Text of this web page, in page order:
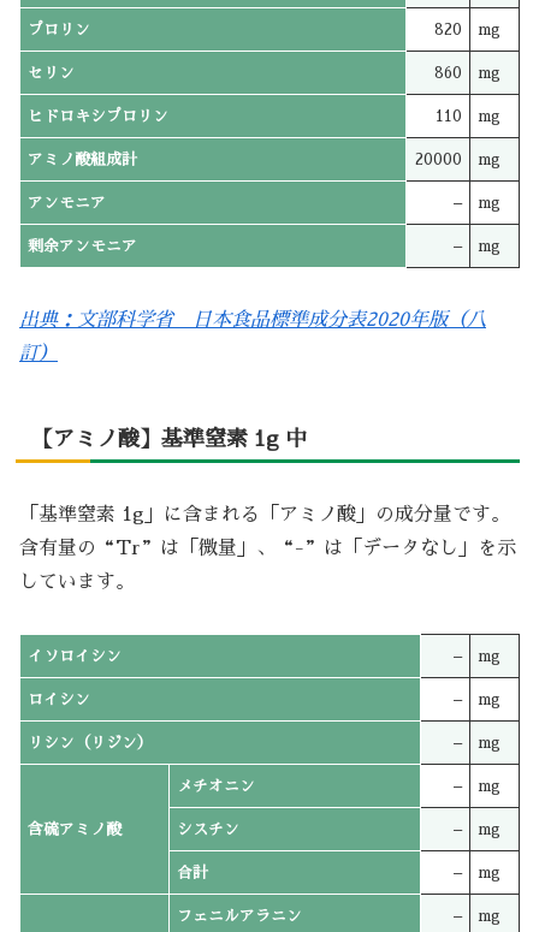
プロリン 820 mg
セリン 860 mg
ヒドロキシプロリン 110 mg
アミノ酸組成計 20000 mg
アンモニア – mg
剰余アンモニア – mg
出典：文部科学省 日本食品標準成分表2020年版（八
訂）
【アミノ酸】基準窒素 1g 中
「基準窒素 1g」に含まれる「アミノ酸」の成分量です。
含有量の“Tr”は「微量」、“-”は「データなし」を示
しています。
イソロイシン – mg
ロイシン – mg
リシン（リジン） – mg
含硫アミノ酸
メチオニン – mg
シスチン – mg
合計 – mg
フェニルアラニン – mg